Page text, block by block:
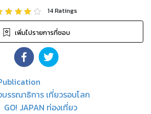
14Ratings
เพิ่มไปรายการที่ชอบ
รรณาธิการ เที่ยวรอบโลก
GO! JAPAN ท่องเที่ยว